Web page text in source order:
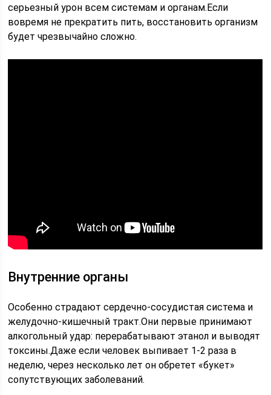
серьезный урон всем системам и органам.Если
вовремя не прекратить пить, восстановить организм
будет чрезвычайно сложно.
Внутренние органы
Особенно страдают сердечно-сосудистая система и
желудочно-кишечный тракт.Они первые принимают
алкогольный удар: перерабатывают этанол и выводят
токсины.Даже если человек выпивает 1-2 раза в
неделю, через несколько лет он обретет «букет»
сопутствующих заболеваний.